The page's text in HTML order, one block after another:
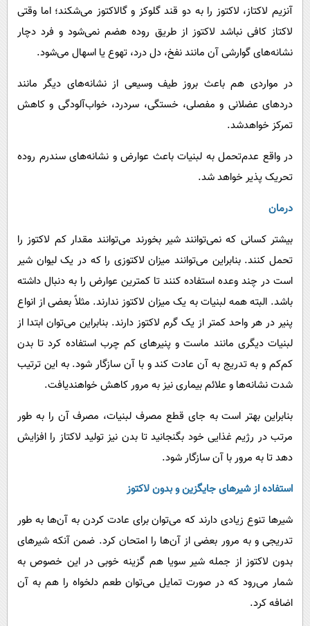
آنزیم لاکتاز، لاکتوز را به دو قند گلوکز و گالاکتوز می‌شکند؛ اما وقتی
لاکتاز کافی نباشد لاکتوز از طریق روده هضم نمی‌شود و فرد دچار
نشانه‌های گوارشی آن مانند نفخ، دل درد، تهوع یا اسهال می‌شود.
در مواردی هم باعث بروز طیف وسیعی از نشانه‌های دیگر مانند
دردهای عضلانی و مفصلی، خستگی، سردرد، خواب‌آلودگی و کاهش
تمرکز خواهدشد.
در واقع عدم‌تحمل به لبنیات باعث عوارض و نشانه‌های سندرم روده
تحریک پذیر خواهد شد.
درمان
بیشتر کسانی که نمی‌توانند شیر بخورند می‌توانند مقدار کم لاکتوز را
تحمل کنند. بنابراین می‌توانند میزان لاکتوزی را که در یک لیوان شیر
است در چند وعده استفاده کنند تا کمترین عوارض را به دنبال داشته
باشد. البته همه لبنیات به یک میزان لاکتوز ندارند. مثلاً بعضی از انواع
پنیر در هر واحد کمتر از یک گرم لاکتوز دارند. بنابراین می‌توان ابتدا از
لبنیات دیگری مانند ماست و پنیرهای کم چرب استفاده کرد تا بدن
کم‌کم و به تدریج به آن عادت کند و با آن سازگار شود. به این ترتیب
شدت نشانه‌ها و علائم بیماری نیز به مرور کاهش خواهندیافت.
بنابراین بهتر است به جای قطع مصرف لبنیات، مصرف آن را به طور
مرتب در رژیم غذایی خود بگنجانید تا بدن نیز تولید لاکتاز را افزایش
دهد تا به مرور با آن سازگار شود.
استفاده از شیرهای جایگزین و بدون لاکتوز
شیرها تنوع زیادی دارند که می‌توان برای عادت کردن به آن‌ها به طور
تدریجی و به مرور بعضی از آن‌ها را امتحان کرد. ضمن آنکه شیرهای
بدون لاکتوز از جمله شیر سویا هم گزینه خوبی در این خصوص به
شمار می‌رود که در صورت تمایل می‌توان طعم دلخواه را هم به آن
اضافه کرد.